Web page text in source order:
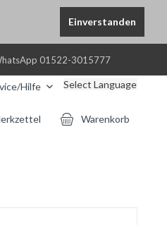
Einverstanden
01522-3015777
Hilfe Select Language
Warenkorb